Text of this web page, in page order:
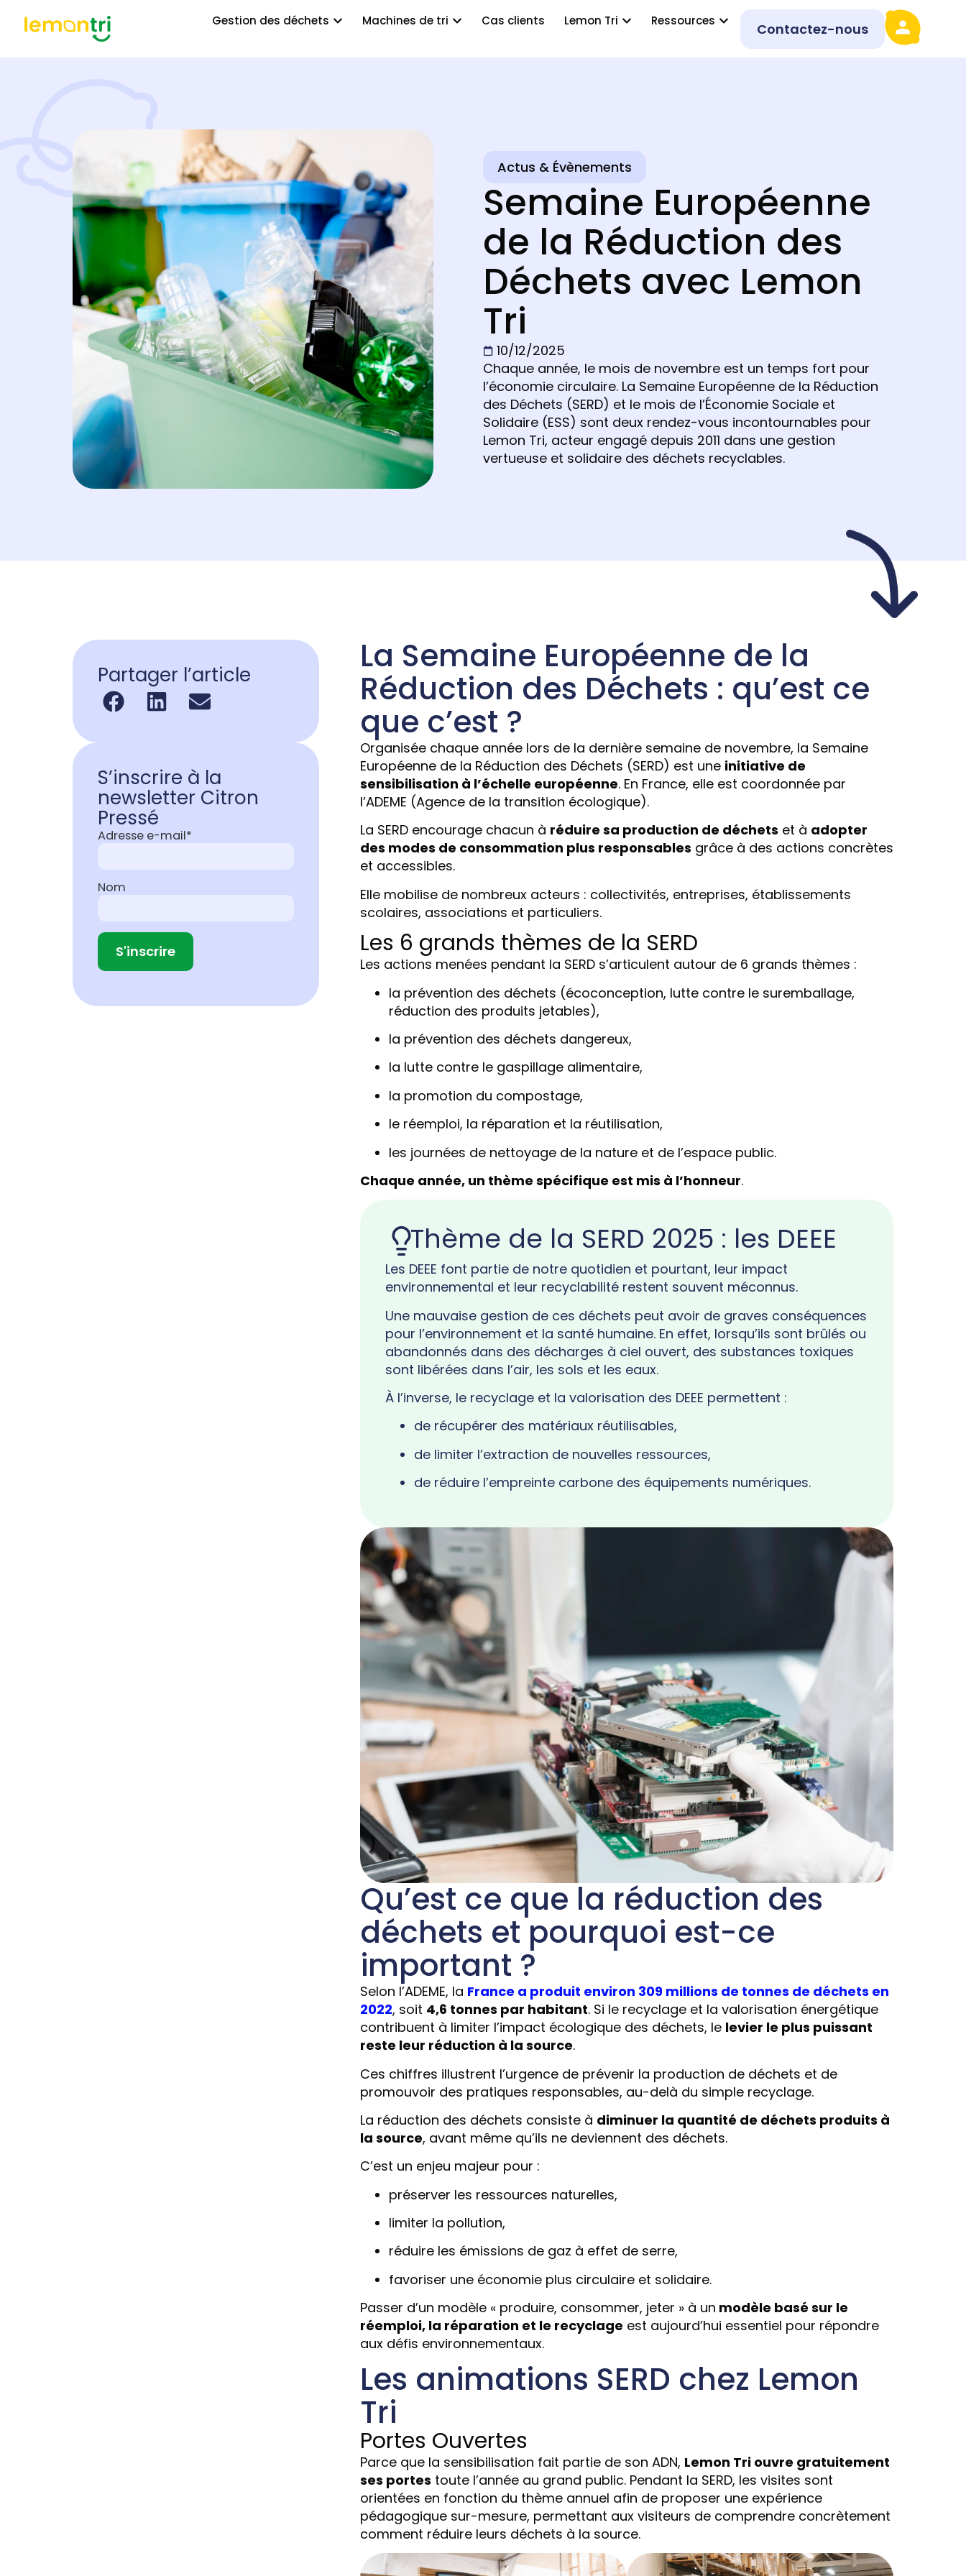
Gestion des déchets Machines de tri Cas clients Lemon Tri Ressources Contactez-nous
Actus & Évènements
Semaine Européenne
de la Réduction des
Déchets avec Lemon
Tri
10/12/2025
Chaque année, le mois de novembre est un temps fort pour
l’économie circulaire. La Semaine Européenne de la Réduction
des Déchets (SERD) et le mois de l’Économie Sociale et
Solidaire (ESS) sont deux rendez-vous incontournables pour
Lemon Tri, acteur engagé depuis 2011 dans une gestion
vertueuse et solidaire des déchets recyclables.
Partager l’article
S’inscrire à la
newsletter Citron
Pressé
Adresse e-mail*
Nom
La Semaine Européenne de la
Réduction des Déchets : qu’est ce
que c’est ?
Organisée chaque année lors de la dernière semaine de novembre, la Semaine
Européenne de la Réduction des Déchets (SERD) est une initiative de
sensibilisation à l’échelle européenne. En France, elle est coordonnée par
l’ADEME (Agence de la transition écologique).
La SERD encourage chacun à réduire sa production de déchets et à adopter
des modes de consommation plus responsables grâce à des actions concrètes
et accessibles.
Elle mobilise de nombreux acteurs : collectivités, entreprises, établissements
scolaires, associations et particuliers.
Les 6 grands thèmes de la SERD
Les actions menées pendant la SERD s’articulent autour de 6 grands thèmes :
la prévention des déchets (écoconception, lutte contre le suremballage,
réduction des produits jetables),
la prévention des déchets dangereux,
la lutte contre le gaspillage alimentaire,
la promotion du compostage,
le réemploi, la réparation et la réutilisation,
les journées de nettoyage de la nature et de l’espace public.
Chaque année, un thème spécifique est mis à l’honneur.
Thème de la SERD 2025 : les DEEE
Les DEEE font partie de notre quotidien et pourtant, leur impact
environnemental et leur recyclabilité restent souvent méconnus.
Une mauvaise gestion de ces déchets peut avoir de graves conséquences
pour l’environnement et la santé humaine. En effet, lorsqu’ils sont brûlés ou
abandonnés dans des décharges à ciel ouvert, des substances toxiques
sont libérées dans l’air, les sols et les eaux.
À l’inverse, le recyclage et la valorisation des DEEE permettent :
de récupérer des matériaux réutilisables,
de limiter l’extraction de nouvelles ressources,
de réduire l’empreinte carbone des équipements numériques.
Qu’est ce que la réduction des
déchets et pourquoi est-ce
important ?
Selon l’ADEME, la France a produit environ 309 millions de tonnes de déchets en
2022, soit 4,6 tonnes par habitant. Si le recyclage et la valorisation énergétique
contribuent à limiter l’impact écologique des déchets, le levier le plus puissant
reste leur réduction à la source.
Ces chiffres illustrent l’urgence de prévenir la production de déchets et de
promouvoir des pratiques responsables, au-delà du simple recyclage.
La réduction des déchets consiste à diminuer la quantité de déchets produits à
la source, avant même qu’ils ne deviennent des déchets.
C’est un enjeu majeur pour :
préserver les ressources naturelles,
limiter la pollution,
réduire les émissions de gaz à effet de serre,
favoriser une économie plus circulaire et solidaire.
Passer d’un modèle « produire, consommer, jeter » à un modèle basé sur le
réemploi, la réparation et le recyclage est aujourd’hui essentiel pour répondre
aux défis environnementaux.
Les animations SERD chez Lemon
Tri
Portes Ouvertes
Parce que la sensibilisation fait partie de son ADN, Lemon Tri ouvre gratuitement
ses portes toute l’année au grand public. Pendant la SERD, les visites sont
orientées en fonction du thème annuel afin de proposer une expérience
pédagogique sur-mesure, permettant aux visiteurs de comprendre concrètement
comment réduire leurs déchets à la source.